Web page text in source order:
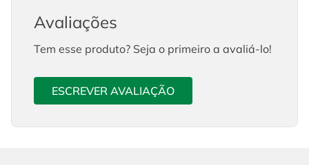
Avaliações
Tem esse produto? Seja o primeiro a avaliá-lo!
ESCREVER AVALIAÇÃO